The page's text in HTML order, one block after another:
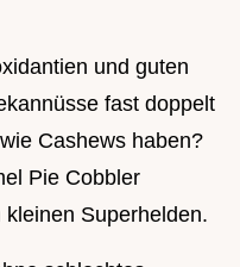
und guten
fast doppelt
Cashews haben?
Pie Cobbler
Superhelden.